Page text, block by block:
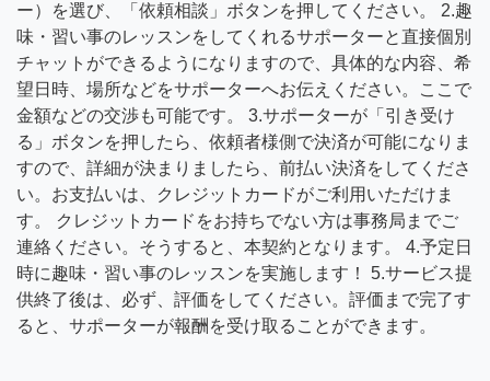
ー）を選び、「依頼相談」ボタンを押してください。 2.趣
味・習い事のレッスンをしてくれるサポーターと直接個別
チャットができるようになりますので、具体的な内容、希
望日時、場所などをサポーターへお伝えください。ここで
金額などの交渉も可能です。 3.サポーターが「引き受け
る」ボタンを押したら、依頼者様側で決済が可能になりま
すので、詳細が決まりましたら、前払い決済をしてくださ
い。お支払いは、クレジットカードがご利用いただけま
す。 クレジットカードをお持ちでない方は事務局までご
連絡ください。そうすると、本契約となります。 4.予定日
時に趣味・習い事のレッスンを実施します！ 5.サービス提
供終了後は、必ず、評価をしてください。評価まで完了す
ると、サポーターが報酬を受け取ることができます。